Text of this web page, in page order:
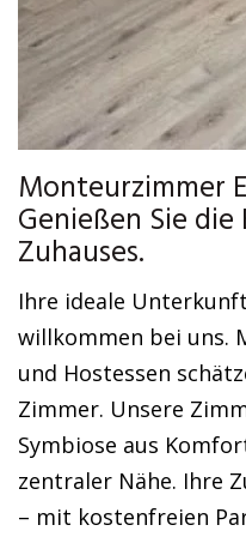
Monteurzimmer
Genießen Sie
Zuhauses.
Ihre ideale
willkommen bei uns.
und Hostessen
Zimmer. Unsere
Symbiose aus
zentraler Nähe. Ihre
– mit kostenfreien